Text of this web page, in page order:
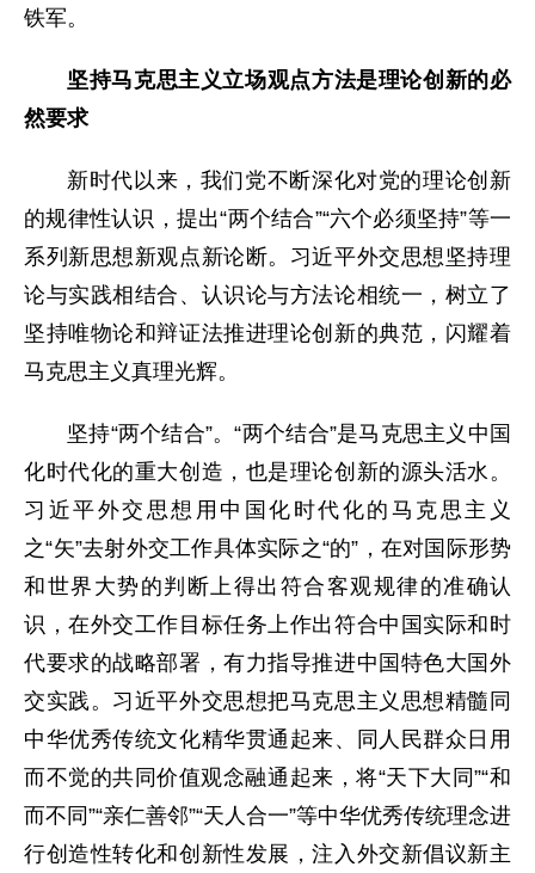
铁军。
坚持马克思主义立场观点方法是理论创新的必
然要求
新时代以来，我们党不断深化对党的理论创新
的规律性认识，提出“两个结合”“六个必须坚持”等一
系列新思想新观点新论断。习近平外交思想坚持理
论与实践相结合、认识论与方法论相统一，树立了
坚持唯物论和辩证法推进理论创新的典范，闪耀着
马克思主义真理光辉。
坚持“两个结合”。“两个结合”是马克思主义中国
化时代化的重大创造，也是理论创新的源头活水。
习近平外交思想用中国化时代化的马克思主义
之“矢”去射外交工作具体实际之“的”，在对国际形势
和世界大势的判断上得出符合客观规律的准确认
识，在外交工作目标任务上作出符合中国实际和时
代要求的战略部署，有力指导推进中国特色大国外
交实践。习近平外交思想把马克思主义思想精髓同
中华优秀传统文化精华贯通起来、同人民群众日用
而不觉的共同价值观念融通起来，将“天下大同”“和
而不同”“亲仁善邻”“天人合一”等中华优秀传统理念进
行创造性转化和创新性发展，注入外交新倡议新主